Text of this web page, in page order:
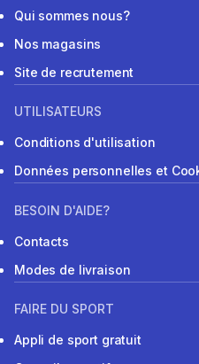
Qui sommes nous?
Nos magasins
Site de recrutement
UTILISATEURS
Conditions d'utilisation
Données personnelles et
BESOIN D'AIDE?
Contacts
Modes de livraison
FAIRE DU SPORT
Appli de sport gratuit